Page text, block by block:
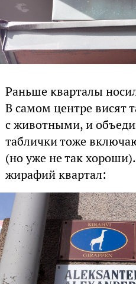
Раньше кварталы
В самом центре висят
с животными, и
таблички тоже
(но уже не так
жирафий квартал: